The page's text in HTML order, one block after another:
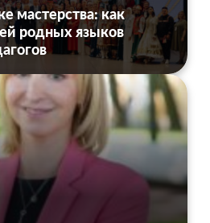
мастерства: как
родных языков